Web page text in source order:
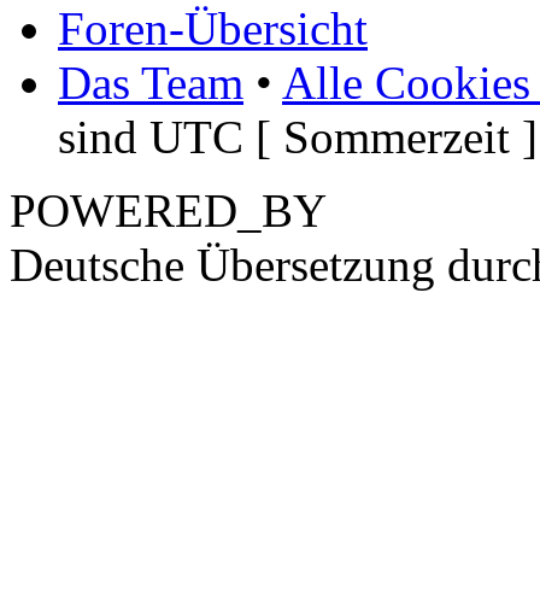
Foren-Übersicht
Das Team • Alle Cookies
sind UTC [ Sommerzeit ]
POWERED_BY
Deutsche Übersetzung